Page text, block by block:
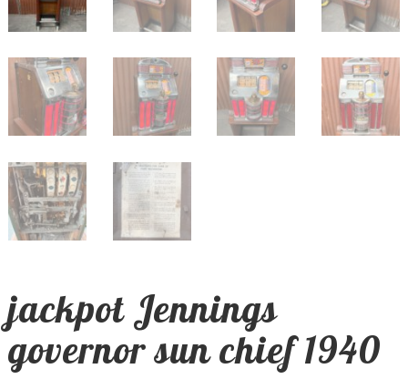
jackpot Jennings
governor sun chief 1940